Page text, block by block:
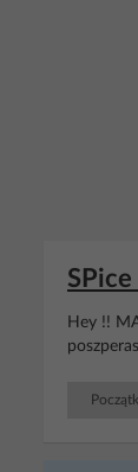
Hey !!